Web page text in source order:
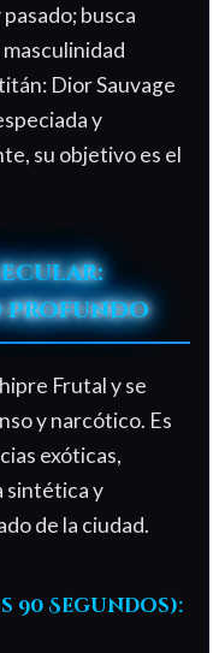
busca
Dior Sauvage
y
su objetivo es el
Profundo
Frutal y se
y narcótico. Es
exóticas,
sintética y
de la ciudad.
90 Segundos):